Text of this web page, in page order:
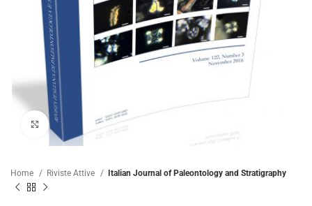
Click to enlarge
Home Riviste Attive Italian Journal of Paleontology and Stratigraphy